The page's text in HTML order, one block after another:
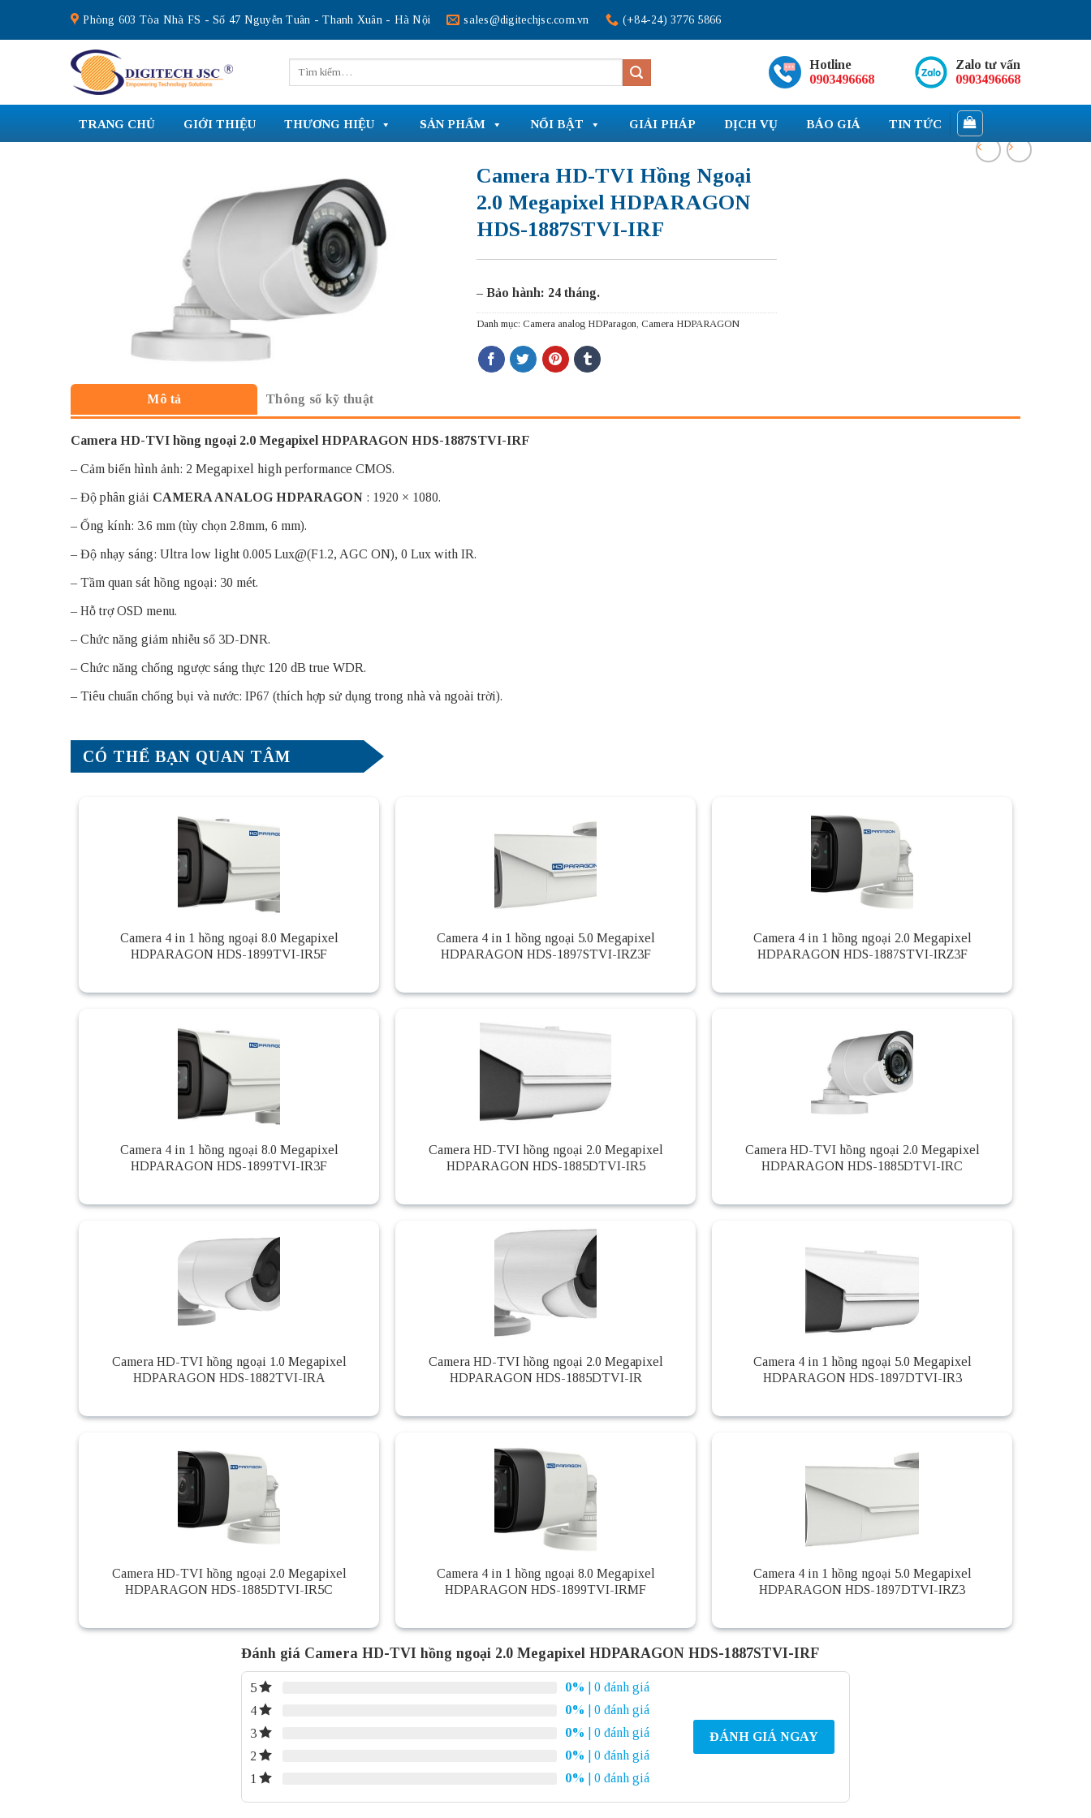
content
Phòng 603 Tòa Nhà FS - Số 47 Nguyễn Tuân - Thanh Xuân - Hà Nội sales@digitechjsc.com.vn (+84-24) 3776 5866
kiếm:
Hotline
0903496668
Zalo tư vấn
0903496668
TRANG CHỦ GIỚI THIỆU THƯƠNG HIỆU SẢN PHẨM NỔI BẬT GIẢI PHÁP DỊCH VỤ BÁO GIÁ TIN TỨC
Camera HD-TVI Hồng Ngoại
2.0 Megapixel HDPARAGON
HDS-1887STVI-IRF
– Bảo hành: 24 tháng.
Danh mục: Camera analog HDParagon, Camera HDPARAGON
Mô tả Thông số kỹ thuật
Camera HD-TVI hồng ngoại 2.0 Megapixel HDPARAGON HDS-1887STVI-IRF
– Cảm biến hình ảnh: 2 Megapixel high performance CMOS.
– Độ phân giải CAMERA ANALOG HDPARAGON : 1920 × 1080.
– Ống kính: 3.6 mm (tùy chọn 2.8mm, 6 mm).
– Độ nhạy sáng: Ultra low light 0.005 Lux@(F1.2, AGC ON), 0 Lux with IR.
– Tầm quan sát hồng ngoại: 30 mét.
– Hỗ trợ OSD menu.
– Chức năng giảm nhiễu số 3D-DNR.
– Chức năng chống ngược sáng thực 120 dB true WDR.
– Tiêu chuẩn chống bụi và nước: IP67 (thích hợp sử dụng trong nhà và ngoài trời).
CÓ THỂ BẠN QUAN TÂM
Camera 4 in 1 hồng ngoại 8.0 Megapixel
HDPARAGON HDS-1899TVI-IR5F
Camera 4 in 1 hồng ngoại 5.0 Megapixel
HDPARAGON HDS-1897STVI-IRZ3F
Camera 4 in 1 hồng ngoại 2.0 Megapixel
HDPARAGON HDS-1887STVI-IRZ3F
Camera 4 in 1 hồng ngoại 8.0 Megapixel
HDPARAGON HDS-1899TVI-IR3F
Camera HD-TVI hồng ngoại 2.0 Megapixel
HDPARAGON HDS-1885DTVI-IR5
Camera HD-TVI hồng ngoại 2.0 Megapixel
HDPARAGON HDS-1885DTVI-IRC
Camera HD-TVI hồng ngoại 1.0 Megapixel
HDPARAGON HDS-1882TVI-IRA
Camera HD-TVI hồng ngoại 2.0 Megapixel
HDPARAGON HDS-1885DTVI-IR
Camera 4 in 1 hồng ngoại 5.0 Megapixel
HDPARAGON HDS-1897DTVI-IR3
Camera HD-TVI hồng ngoại 2.0 Megapixel
HDPARAGON HDS-1885DTVI-IR5C
Camera 4 in 1 hồng ngoại 8.0 Megapixel
HDPARAGON HDS-1899TVI-IRMF
Camera 4 in 1 hồng ngoại 5.0 Megapixel
HDPARAGON HDS-1897DTVI-IRZ3
Đánh giá Camera HD-TVI hồng ngoại 2.0 Megapixel HDPARAGON HDS-1887STVI-IRF
5 0%
| 0 đánh giá
4
0%
| 0 đánh giá
3
0%
| 0 đánh giá
2
0%
| 0 đánh giá
1
0% | 0 đánh giá
ĐÁNH GIÁ NGAY